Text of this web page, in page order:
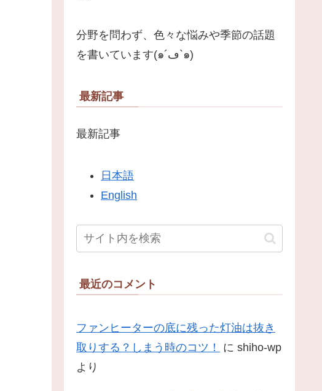
分野を問わず、色々な悩みや季節の話題
を書いています(๑´ڡ`๑)
最新記事
最新記事
日本語
English
最近のコメント
ファンヒーターの底に残った灯油は抜き
取りする？しまう時のコツ！
に shiho-wp
より